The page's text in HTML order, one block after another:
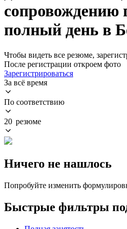
сопровождению
полный день в
Чтобы видеть все резюме,
После регистрации откроем фото
Зарегистрироваться
За всё время
По соответствию
20 резюме
Ничего не нашлось
Попробуйте изменить
Быстрые фильтры